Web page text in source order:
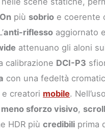
più sobrio e coerente
anti-riflesso aggiornato
attenuano gli aloni
calibrazione DCI-P3
con una fedeltà
creatori mobile.
meno sforzo visivo, scroll
HDR piùcredibili prima